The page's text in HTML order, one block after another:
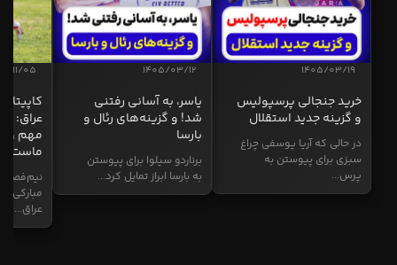
1405/03/19
خرید جنجالی پرسپولیس
و گزینه جدید استقلال
در حالی که آریا یوسفی چراغ
سبزی برای پیوستن به
پرس...
1405/03/12
یاسر، به آسانی رفتنی
شد! و گزینه‌های رئال و
بارسا
برناردو سیلوا برای پیوستن
به بارسا ابراز تمایل کرد...
11/05
عراق:
مهم و
ماست
نیم‌فصل
مبارکی
عراق...